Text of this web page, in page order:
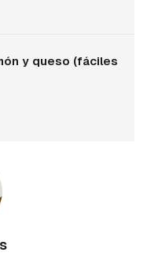
y queso (fáciles